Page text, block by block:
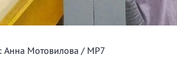
Анна Мотовилова / МР7